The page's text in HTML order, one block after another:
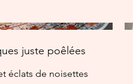
juste poêlées
éclats de noisettes